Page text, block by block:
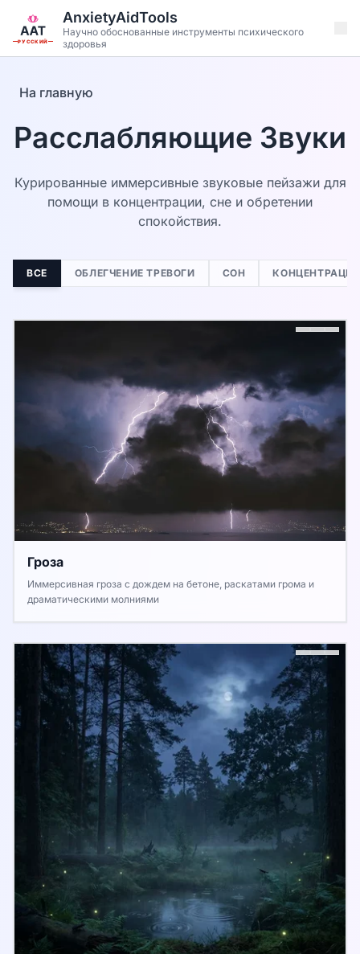
Перейти к основному содержанию
РУССКИЙ
AnxietyAidTools
Научно обоснованные инструменты психического
здоровья
На главную
Расслабляющие Звуки
Курированные иммерсивные звуковые пейзажи для
помощи в концентрации, сне и обретении
спокойствия.
ВСЕ ОБЛЕГЧЕНИЕ ТРЕВОГИ СОН КОНЦЕНТРАЦИЯ
Гроза
Иммерсивная гроза с дождем на бетоне, раскатами грома и
драматическими молниями